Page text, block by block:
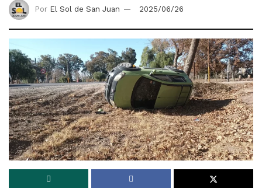
Por El Sol de San Juan 2025/06/26